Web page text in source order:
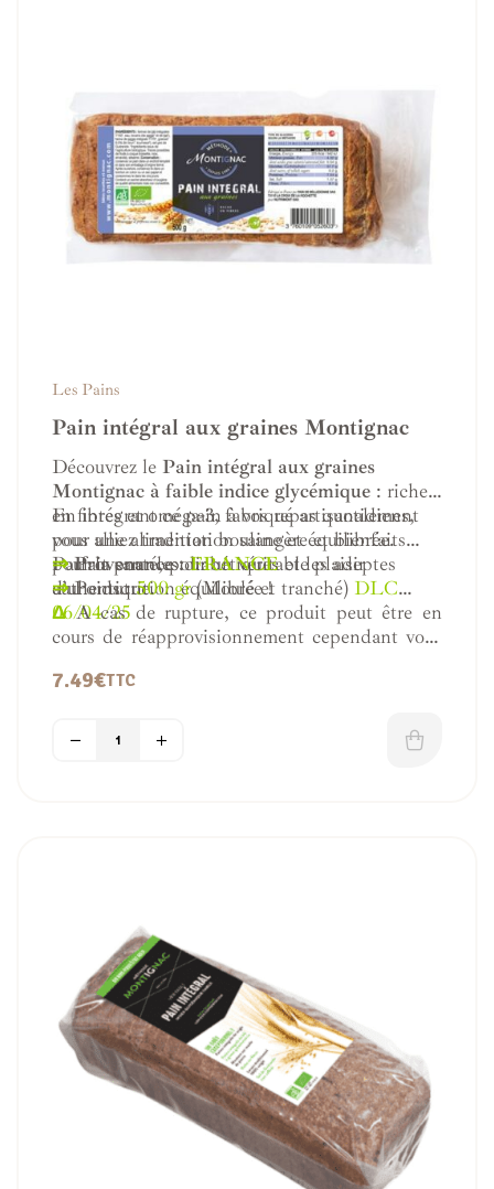
Les Pains
Pain intégral aux graines Montignac
Découvrez le Pain intégral aux graines
Montignac à faible indice glycémique : riche
en fibres et oméga-3, fabriqué artisanalement
pour une alimentation saine et équilibrée.
Parfait pour les diabétiques et les adeptes
d’une nutrition équilibrée !
En intégrant ce pain à vos repas quotidiens,
vous alliez tradition boulangère et bienfaits
pour la santé, pour un véritable plaisir
authentique.
⇒Provenance :FRANCE
⇒Poids :500 gr(Moulé et tranché) DLC
06/04/25
ΔA cas de rupture, ce produit peut être en
cours de réapprovisionnement cependant vous
réserver et le recevoir dès son arrivée.
7.49€TTC